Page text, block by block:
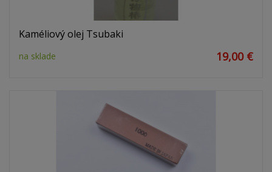
Kaméliový olej Tsubaki
na sklade 19,00 €